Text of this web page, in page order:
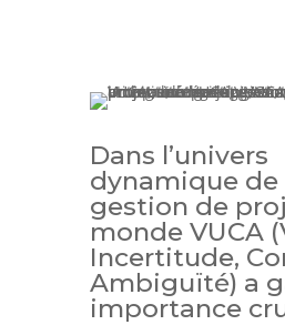
Dans l’univers
dynamique de
gestion de
monde VUCA
Incertitude,
Ambiguïté) a
importance